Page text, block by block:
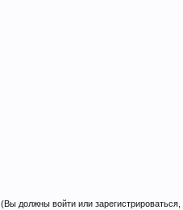
(Вы должны войти или зарегистрироваться,